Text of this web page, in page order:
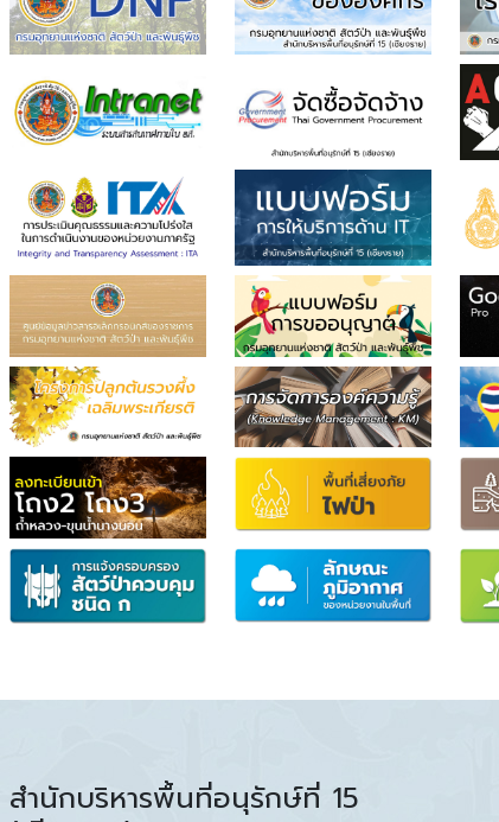
สำนักบริหารพื้นที่อนุรักษ์ที่ 15